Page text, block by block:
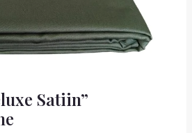
Satiin”